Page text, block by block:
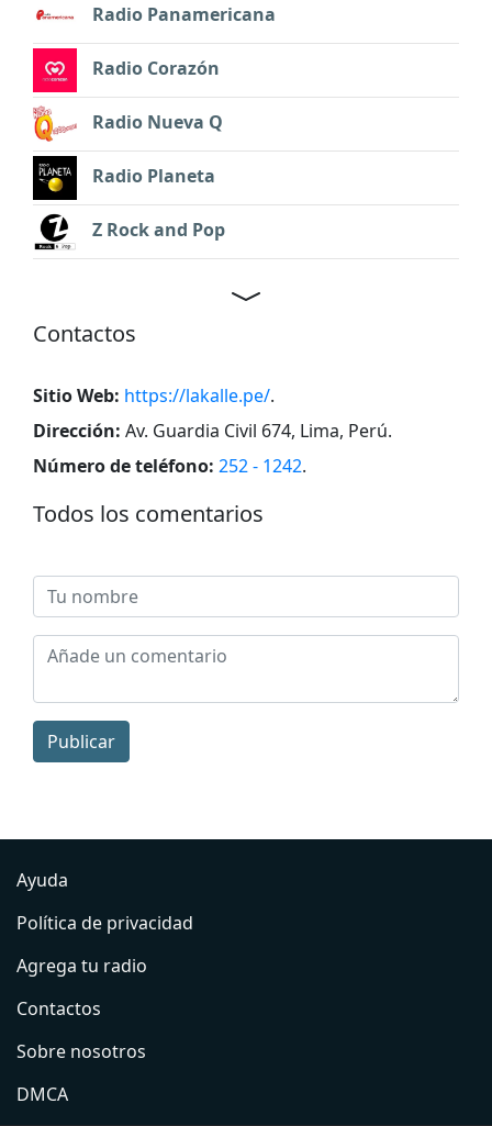
Radio Panamericana
Radio Corazón
Radio Nueva Q
Radio Planeta
Z Rock and Pop
Contactos
Sitio Web: https://lakalle.pe/.
Dirección: Av. Guardia Civil 674, Lima, Perú.
Número de teléfono: 252 - 1242.
Todos los comentarios
Publicar
Ayuda
Política de privacidad
Agrega tu radio
Contactos
Sobre nosotros
DMCA